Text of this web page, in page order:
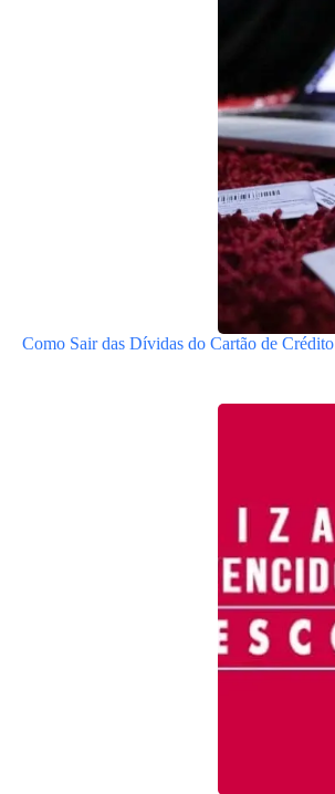
Como Sair das Dívidas do Cartão de Crédito